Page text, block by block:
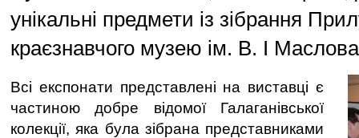
унікальні предмети із зібрання
краєзнавчого музею ім. В. І
Всі експонати представлені на виставці є
частиною добре відомої Галаганівської
колекції, яка була зібрана представниками